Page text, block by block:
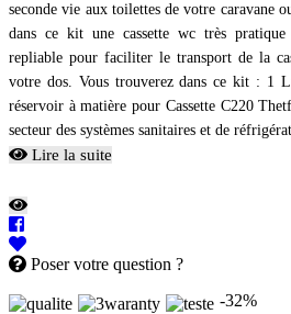
seconde vie aux toilettes de votre caravane
dans ce kit une cassette wc très
repliable pour faciliter le transport de la
votre dos. Vous trouverez dans ce kit : 1
réservoir à matière pour Cassette C220
secteur des systèmes sanitaires et de
Lire la suite
Poser votre question ?
-32%